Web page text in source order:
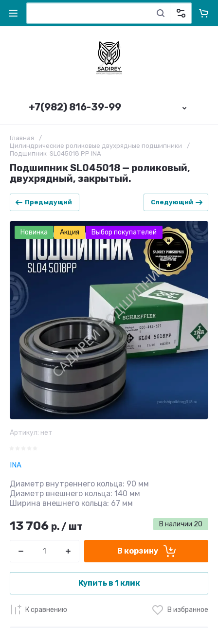
+7(982) 816-39-99
Главная
/
Цилиндрические роликовые двухрядные подшипники
/
Подшипник SL045018 PP INA
Подшипник SL045018 — роликовый,
двухрядный, закрытый.
Предыдущий Следующий
Новинка Акция Выбор покупателей
Артикул: нет
INA
Диаметр внутреннего кольца: 90 мм
Диаметр внешнего кольца: 140 мм
Ширина внешнего кольца: 67 мм
В наличии 20
13 706 р. / шт
В корзину
Купить в 1 клик
К сравнению В избранное